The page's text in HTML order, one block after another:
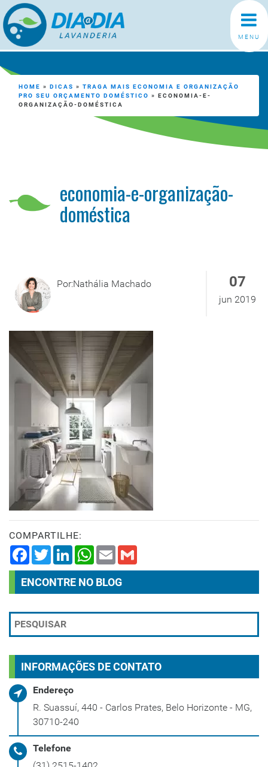
MENU
economia-e-organização-
doméstica
HOME » DICAS » TRAGA MAIS ECONOMIA E ORGANIZAÇÃO
PRO SEU ORÇAMENTO DOMÉSTICO » ECONOMIA-E-
ORGANIZAÇÃO-DOMÉSTICA
Por:Nathália Machado 07
jun 2019
COMPARTILHE:
FacebookTwitterLinkedInWhatsApp
Email
ENCONTRE NO BLOG
INFORMAÇÕES DE CONTATO
Endereço
R. Suassuí, 440 - Carlos Prates, Belo Horizonte - MG,
30710-240
Telefone